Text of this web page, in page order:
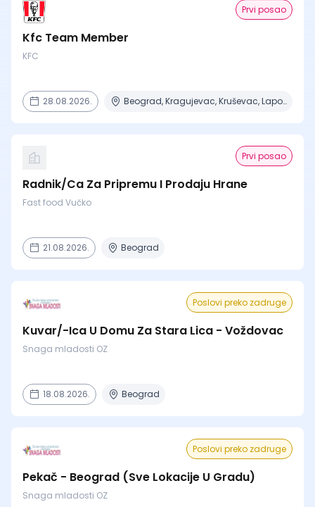
Prvi posao
Kfc Team Member
KFC
28.08.2026. Beograd, Kragujevac, Kruševac, Lapovo, Niš + 4 mesta
Prvi posao
Radnik/Ca Za Pripremu I Prodaju Hrane
Fast food Vučko
21.08.2026. Beograd
Poslovi preko zadruge
Kuvar/-Ica U Domu Za Stara Lica - Voždovac
Snaga mladosti OZ
18.08.2026. Beograd
Poslovi preko zadruge
Pekač - Beograd (Sve Lokacije U Gradu)
Snaga mladosti OZ